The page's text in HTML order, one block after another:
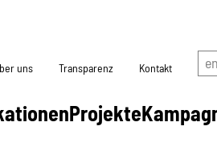
Projekte
uns Transparenz Kontakt